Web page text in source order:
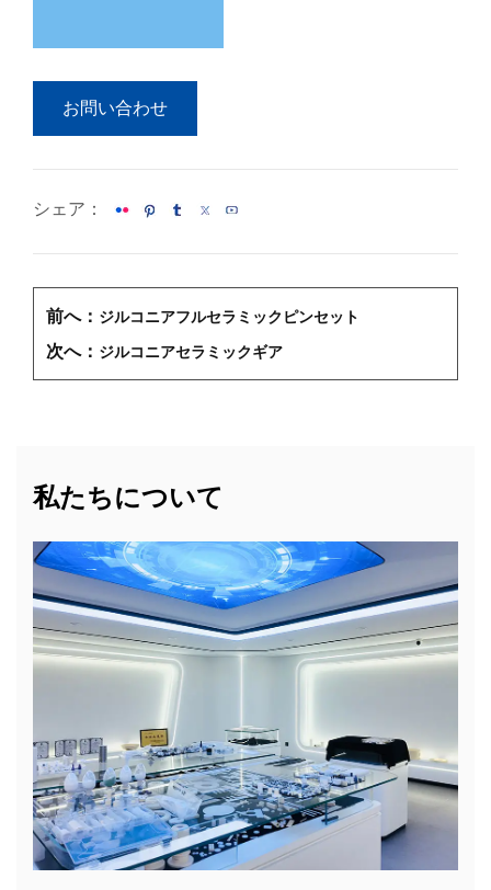
お問い合わせ
シェア：
前へ： ジルコニアフルセラミックピンセット
次へ： ジルコニアセラミックギア
私たちについて